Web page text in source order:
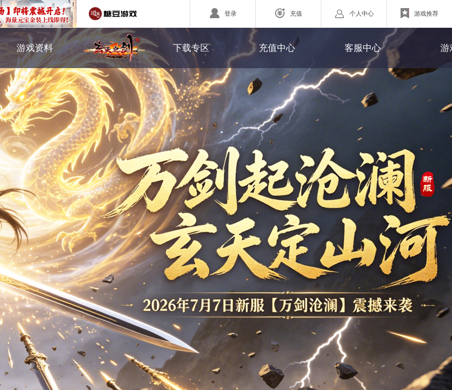
游戏推荐
个人中心
充值
登录
《秦始皇ol》国庆大服
国战的号角已经打响
【醉八仙】新派回合制
八仙过海故事背景
【北欧战纪】北欧神话为世界观
小体量好上手
注册账号 客服中心
回合制游戏
醉红楼
醉八仙
游】神兽版
国战游戏
秦始皇
斗神
特色游戏
勇士无双
网页游戏
ZAZA超级英雄
游戏资料 下载专区 充值中心 客服中心 游
职业介绍
副本系统
转职系统
补丁下载 充值查询
充值帮助
官方微博